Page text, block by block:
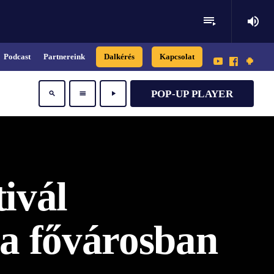
playlist_play volume_up
Podcast Partnereink Dalkérés Kapcsolat
search menu play_arrow POP-UP PLAYER
fővárosban